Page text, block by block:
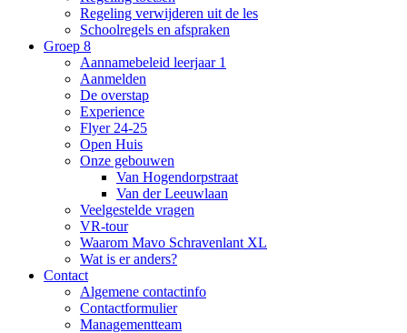
Regeling verwijderen uit de les
Schoolregels en afspraken
Groep 8
Aannamebeleid leerjaar 1
Aanmelden
De overstap
Experience
Flyer 24-25
Open Huis
Onze gebouwen
Van Hogendorpstraat
Van der Leeuwlaan
Veelgestelde vragen
VR-tour
Waarom Mavo Schravenlant XL
Wat is er anders?
Contact
Algemene contactinfo
Contactformulier
Managementteam